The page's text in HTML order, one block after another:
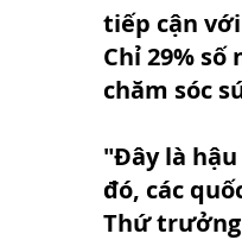
tiếp cận
Chỉ 29%
chăm sóc
"Đây là
đó, các
Thứ